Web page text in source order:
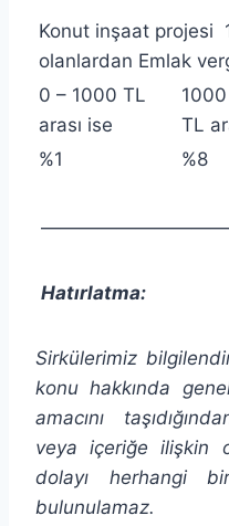
Konut inşaat projesi
olanlardan Emlak
0 – 1000 TL
arası ise
TL
%1
%8
Hatırlatma:
Sirkülerimiz
konu hakkında
amacını
veya içeriğe ilişkin
dolayı herhangi
bulunulamaz.